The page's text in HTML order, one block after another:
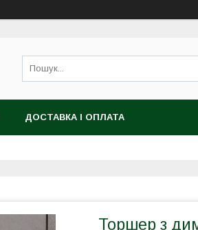
ДОСТАВКА І ОПЛАТА
Торшер з